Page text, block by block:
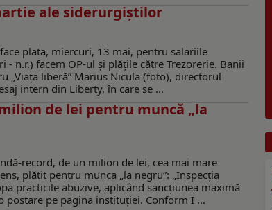
ale siderurgiștilor
plata, miercuri, 13 mai, pentru salariile
n.r.) facem OP-ul și plățile către Trezorerie. Banii
„Viața liberă” Marius Nicula (foto), directorul
intern din Liberty, în care se ...
de lei pentru muncă „la
record, de un milion de lei, cea mai mare
plătit pentru munca „la negru”: „Inspecția
practicile abuzive, aplicând sancțiunea maximă
postare pe pagina instituției. Conform I ...